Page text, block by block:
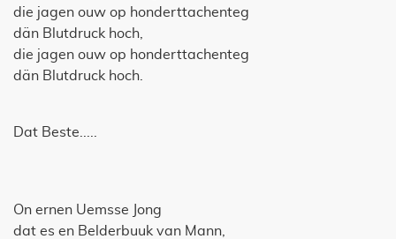
die jagen ouw op honderttachenteg
dän Blutdruck hoch,
die jagen ouw op honderttachenteg
dän Blutdruck hoch.
Dat Beste.....
On ernen Uemsse Jong
dat es en Belderbuuk van Mann,